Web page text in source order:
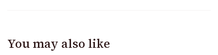
You may also like